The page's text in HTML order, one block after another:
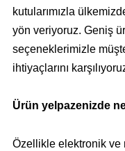
kutularımızla
yön veriyoruz. Geniş
seçeneklerimizle
ihtiyaçlarını
Ürün yelpazenizde
Özellikle elektronik ve